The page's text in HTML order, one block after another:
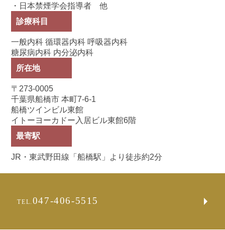
・日本禁煙学会指導者 他
診療科目
一般内科 循環器内科 呼吸器内科
糖尿病内科 内分泌内科
所在地
〒273-0005
千葉県船橋市 本町7-6-1
船橋ツインビル東館
イトーヨーカドー入居ビル東館6階
最寄駅
JR・東武野田線「船橋駅」より徒歩約2分
TEL. 047-406-5515